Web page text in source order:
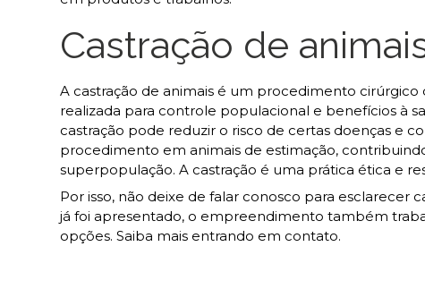
Castração de
A castração de animais é um procedimento
realizada para controle populacional e benefícios à
castração pode reduzir o risco de certas doenças e
procedimento em animais de estimação,
superpopulação. A castração é uma prática ética e
Por isso, não deixe de falar conosco para esclarecer
já foi apresentado, o empreendimento também
opções. Saiba mais entrando em contato.